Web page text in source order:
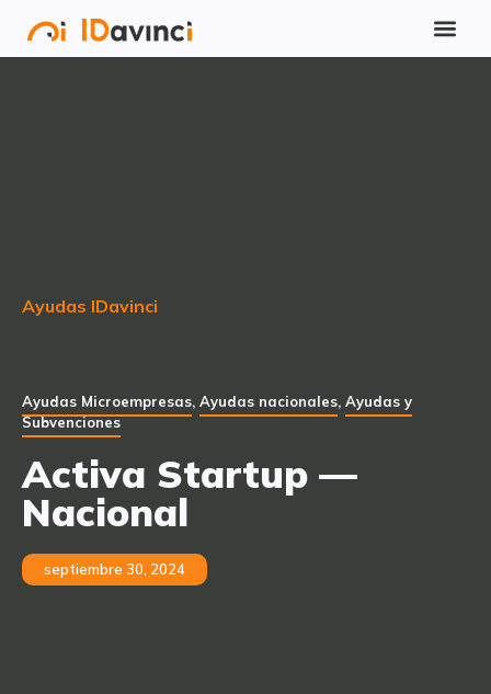
Ayudas IDavinci
Ayudas Microempresas, Ayudas nacionales, Ayudas y
Subvenciones
Activa Startup —
Nacional
septiembre 30, 2024